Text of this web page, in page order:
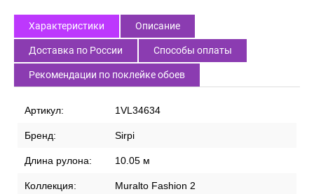
Характеристики Описание
Доставка по России Способы оплаты
Рекомендации по поклейке обоев
Артикул: 1VL34634
Бренд: Sirpi
Длина рулона: 10.05 м
Коллекция: Muralto Fashion 2